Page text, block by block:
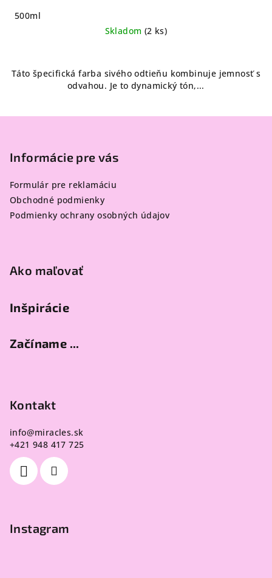
500ml
Skladom (2 ks)
Táto špecifická farba sivého odtieňu kombinuje jemnosť s
odvahou. Je to dynamický tón,...
Informácie pre vás
Formulár pre reklamáciu
Obchodné podmienky
Podmienky ochrany osobných údajov
Ako maľovať
Inšpirácie
Začíname ...
Kontakt
info@miracles.sk
+421 948 417 725
Instagram